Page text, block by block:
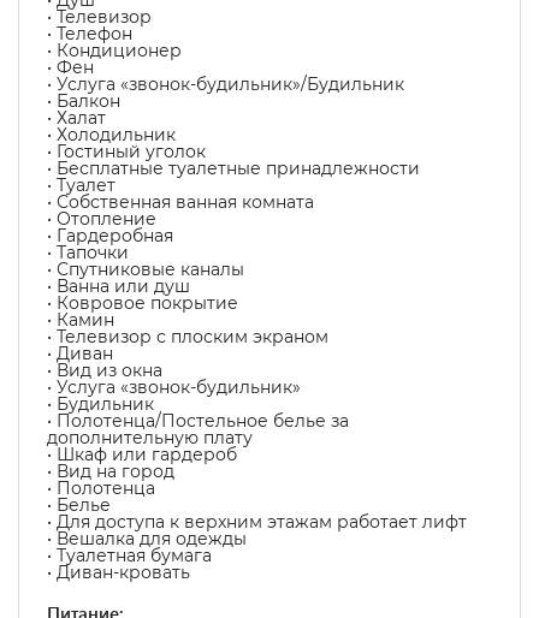
• Телевизор
• Телефон
• Кондиционер
• Фен
• Услуга «звонок-будильник»/Будильник
• Балкон
• Халат
• Холодильник
• Гостиный уголок
• Бесплатные туалетные принадлежности
• Туалет
• Собственная ванная комната
• Отопление
• Гардеробная
• Тапочки
• Спутниковые каналы
• Ванна или душ
• Ковровое покрытие
• Камин
• Телевизор с плоским экраном
• Диван
• Вид из окна
• Услуга «звонок-будильник»
• Будильник
• Полотенца/Постельное белье за
дополнительную плату
• Шкаф или гардероб
• Вид на город
• Полотенца
• Белье
• Для доступа к верхним этажам работает лифт
• Вешалка для одежды
• Туалетная бумага
• Диван-кровать
Питание: